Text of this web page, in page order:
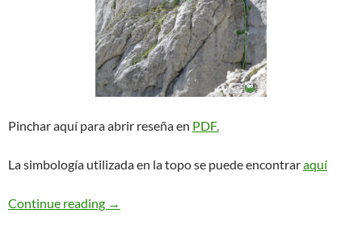
Pinchar aquí para abrir reseña en PDF.
La simbología utilizada en la topo se puede encontraraquí
Continue reading Solstici d’Estiu. Pedraforca
→